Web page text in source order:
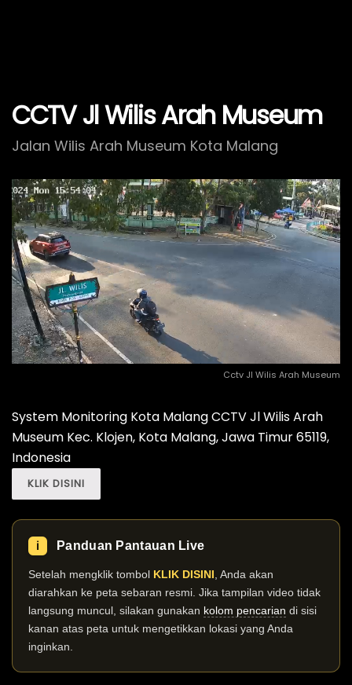
CCTV Jl Wilis Arah Museum
Jalan Wilis Arah Museum Kota Malang
Cctv Jl Wilis Arah Museum
System Monitoring Kota Malang CCTV Jl Wilis Arah
Museum Kec. Klojen, Kota Malang, Jawa Timur 65119,
Indonesia
KLIK DISINI
ℹ️ Panduan Pantauan Live
Setelah mengklik tombol KLIK DISINI , Anda akan
diarahkan ke peta sebaran resmi. Jika tampilan video tidak
langsung muncul, silakan gunakan kolom pencarian di sisi
kanan atas peta untuk mengetikkan lokasi yang Anda
inginkan.